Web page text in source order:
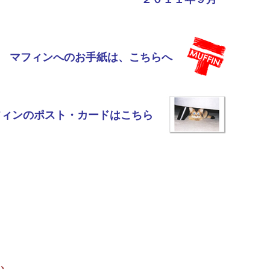
マフィンへのお手紙は、こちらへ
ンのポスト・カードはこちら